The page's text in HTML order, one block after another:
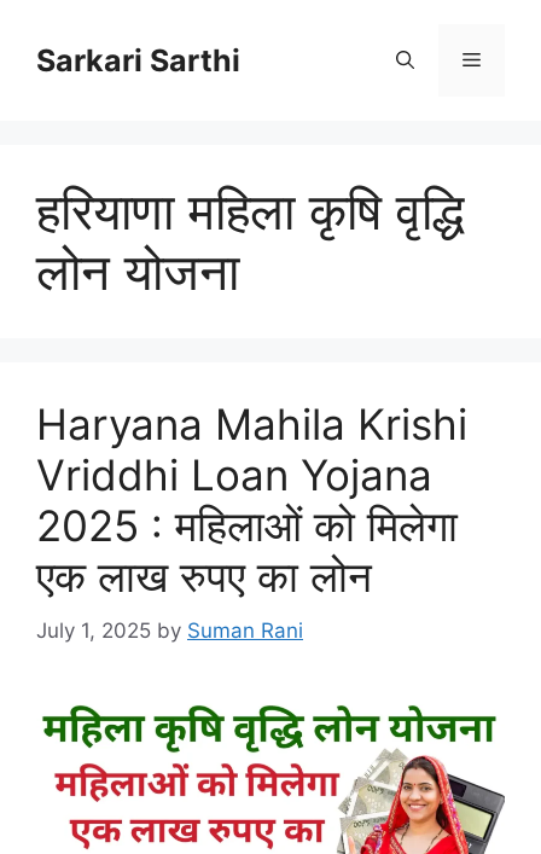
contentSarkari Sarthi Menu
हरियाणा महिला कृषि वृद्धि
लोन योजना
Haryana Mahila Krishi
Vriddhi Loan Yojana
2025 : महिलाओं को मिलेगा
एक लाख रुपए का लोन
July 1, 2025 by Suman Rani